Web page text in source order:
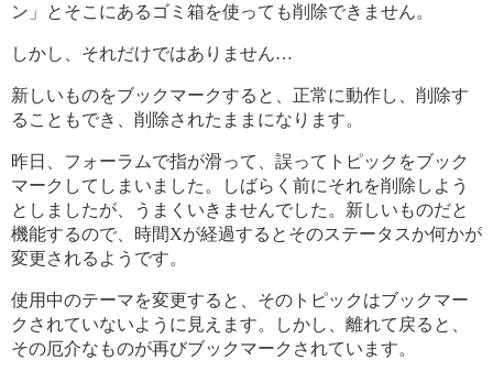
ン」とそこにあるゴミ箱を使っても削除できません。
しかし、それだけではありません…
新しいものをブックマークすると、正常に動作し、削除す
ることもでき、削除されたままになります。
昨日、フォーラムで指が滑って、誤ってトピックをブック
マークしてしまいました。しばらく前にそれを削除しよう
としましたが、うまくいきませんでした。新しいものだと
機能するので、時間Xが経過するとそのステータスか何かが
変更されるようです。
使用中のテーマを変更すると、そのトピックはブックマー
クされていないように見えます。しかし、離れて戻ると、
その厄介なものが再びブックマークされています。